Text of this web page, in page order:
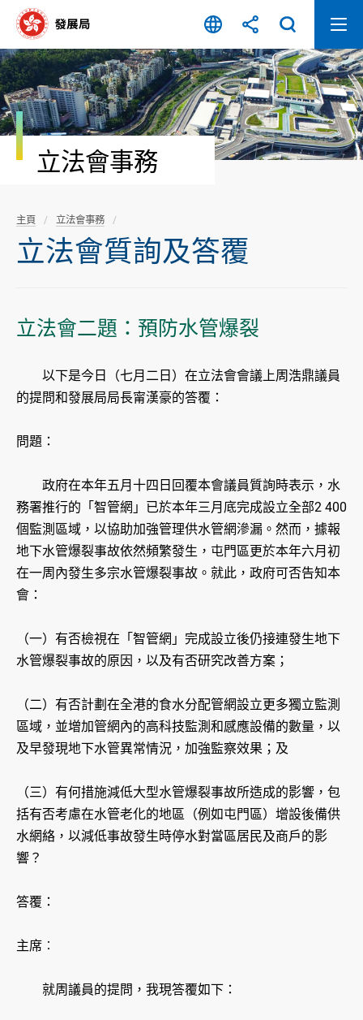
容
開
始
立法會事務
主頁 立法會事務
立法會質詢及答覆
立法會二題：預防水管爆裂
以下是今日（七月二日）在立法會會議上周浩鼎議員
的提問和發展局局長甯漢豪的答覆：
問題：
政府在本年五月十四日回覆本會議員質詢時表示，水
務署推行的「智管網」已於本年三月底完成設立全部2 400
個監測區域，以協助加強管理供水管網滲漏。然而，據報
地下水管爆裂事故依然頻繁發生，屯門區更於本年六月初
在一周內發生多宗水管爆裂事故。就此，政府可否告知本
會：
（一）有否檢視在「智管網」完成設立後仍接連發生地下
水管爆裂事故的原因，以及有否研究改善方案；
（二）有否計劃在全港的食水分配管網設立更多獨立監測
區域，並增加管網內的高科技監測和感應設備的數量，以
及早發現地下水管異常情況，加強監察效果；及
（三）有何措施減低大型水管爆裂事故所造成的影響，包
括有否考慮在水管老化的地區（例如屯門區）增設後備供
水網絡，以減低事故發生時停水對當區居民及商戶的影
響？
答覆：
主席︰
就周議員的提問，我現答覆如下：